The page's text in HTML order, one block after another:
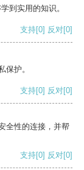
到实用的知识。
支持[0] 反对[0]
保护。
支持[0] 反对[0]
全性的连接，并帮
支持[0] 反对[0]